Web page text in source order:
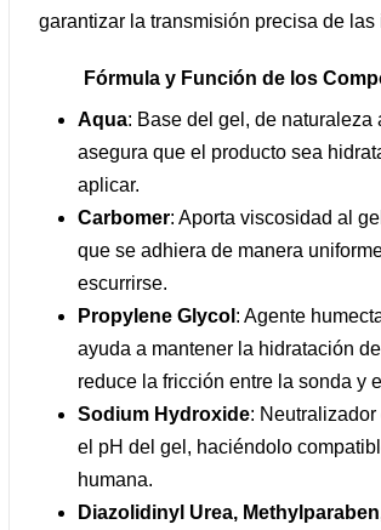
garantizar la transmisión precisa de las
Fórmula y Función de los
Aqua: Base del gel, de naturaleza
asegura que el producto sea
aplicar.
Carbomer: Aporta viscosidad al
que se adhiera de manera
escurrirse.
Propylene Glycol : Agente
ayuda a mantener la hidratación
reduce la fricción entre la sonda y
Sodium Hydroxide:
el pH del gel, haciéndolo
humana.
Diazolidinyl Urea,